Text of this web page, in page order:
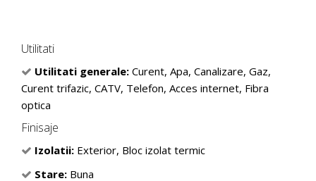
Utilitati
Utilitati generale: Curent, Apa, Canalizare, Gaz,
Curent trifazic, CATV, Telefon, Acces internet, Fibra
optica
Finisaje
Izolatii: Exterior, Bloc izolat termic
Stare: Buna